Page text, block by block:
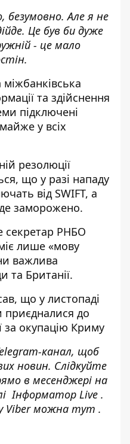
безумовно. Але я не
Це був би дуже
- це мало
та здійснення
підключені
у всіх
резолюції
що у разі нападу
від SWIFT, а
заморожено.
секретар РНБО
лише «мову
важлива
та Британії.
що у листопаді
приєдналися до
за окупацію Криму
канал, щоб
новин. Слідкуйте
в месенджері на
Інформатор Live .
Viber можна тут .